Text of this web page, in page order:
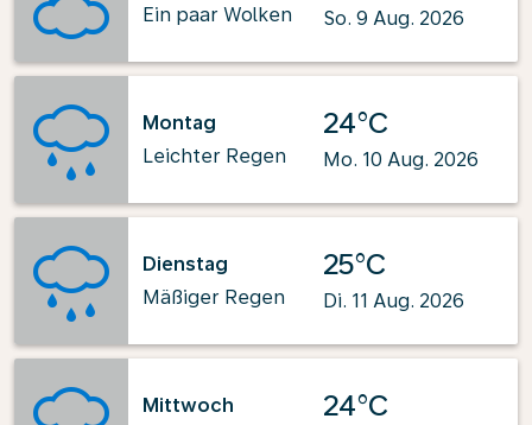
Ein paar Wolken
So. 9 Aug. 2026
Montag
Leichter Regen
24°C
Mo. 10 Aug. 2026
Dienstag
Mäßiger Regen
25°C
Di. 11 Aug. 2026
Mittwoch
24°C